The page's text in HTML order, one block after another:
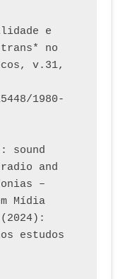
e
trans* no
v.31,
1980-
sound
and
–
Mídia
estudos